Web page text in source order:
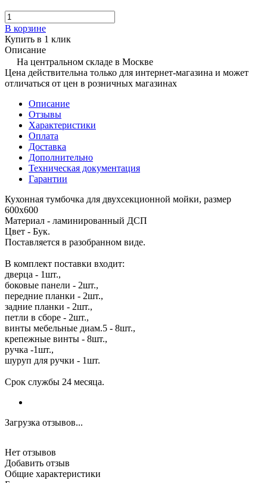
В корзине
Купить в 1 клик
Описание
На центральном складе в Москве
Цена действительна только для интернет-магазина и может
отличаться от цен в розничных магазинах
Описание
Отзывы
Характеристики
Оплата
Доставка
Дополнительно
Техническая документация
Гарантии
Кухонная тумбочка для двухсекционной мойки, размер
600х600
Материал - ламинированный ДСП
Цвет - Бук.
Поставляется в разобранном виде.
В комплект поставки входит:
дверца - 1шт.,
боковые панели - 2шт.,
передние планки - 2шт.,
задние планки - 2шт.,
петли в сборе - 2шт.,
винты мебельные диам.5 - 8шт.,
крепежные винты - 8шт.,
ручка -1шт.,
шуруп для ручки - 1шт.
Срок службы 24 месяца.
Загрузка отзывов...
Нет отзывов
Добавить отзыв
Общие характеристики